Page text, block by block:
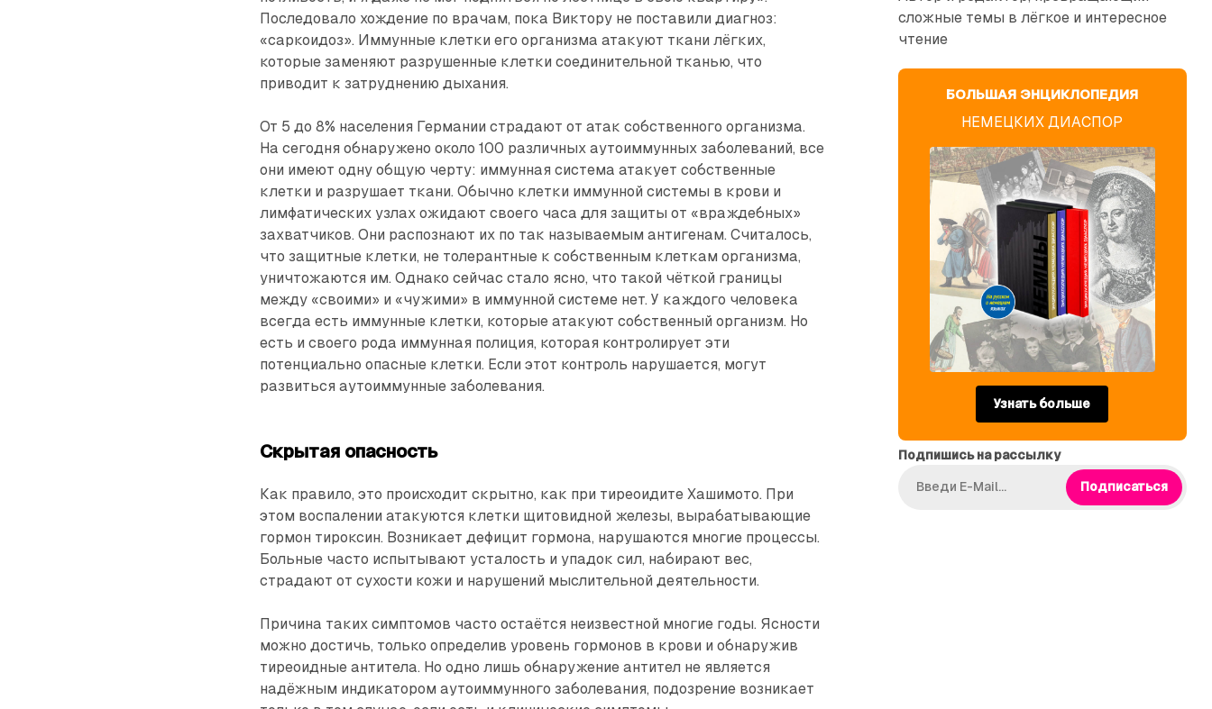
Последовало хождение по врачам, пока Виктору не поставили диаг­ноз:
«саркоидоз». Иммунные клетки его организма атакуют ткани лёгких,
которые заменяют разрушенные клетки соединительной тканью, что
приводит к затруднению дыхания.
От 5 до 8% населения Германии страдают от атак собственного организма.
На сегодня обнаружено около 100 различных аутоиммунных заболеваний, все
они имеют одну общую черту: иммунная система атакует собственные
клетки и разрушает ткани. Обычно клетки иммунной системы в крови и
лимфатических узлах ожидают своего часа для защиты от «враждебных»
захватчиков. Они распознают их по так называемым антигенам. Считалось,
что защитные клетки, не толерантные к собственным клеткам организма,
уничтожаются им. Однако сейчас стало ясно, что такой чёткой границы
между «своими» и «чужими» в иммунной системе нет. У каждого человека
всегда есть иммунные клетки, которые атакуют собственный организм. Но
есть и своего рода иммунная полиция, которая контролирует эти
потенциально опасные клетки. Если этот контроль нарушается, могут
развиться аутоиммунные заболевания.
Скрытая опасность
Как правило, это происходит скрытно, как при тиреоидите Хашимото. При
этом воспалении атакуются клетки щитовидной железы, вырабатывающие
гормон тироксин. Возникает дефицит гормона, нарушаются многие процессы.
Больные часто испытывают усталость и упадок сил, набирают вес,
страдают от сухости кожи и нарушений мыслительной деятельности.
Причина таких симптомов часто остаётся неизвестной многие годы. Ясности
можно достичь, только определив уровень гормонов в крови и обнаружив
тиреоидные антитела. Но одно лишь обнаружение антител не является
надёжным индикатором аутоиммунного заболевания, подозрение возникает
сложные темы в лёгкое и интересное
чтение
БОЛЬШАЯ ЭНЦИКЛОПЕДИЯ
НЕМЕЦКИХ ДИАСПОР
Узнать больше
Подпишись на рассылку
Подписаться